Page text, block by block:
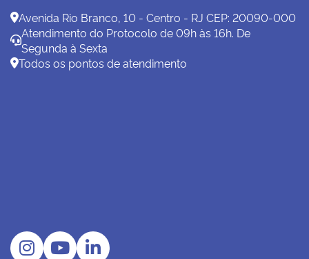
Avenida Rio Branco, 10 - Centro - RJ CEP: 20090-000
Atendimento do Protocolo de 09h às 16h. De
Segunda à Sexta
Todos os pontos de atendimento